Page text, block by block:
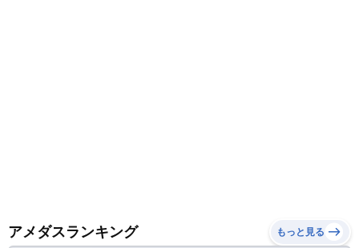
アメダスランキング もっと見る